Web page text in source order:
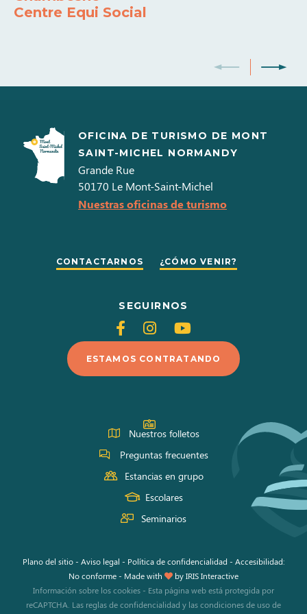
Centre Equi Social
OFICINA DE TURISMO DE MONT
SAINT-MICHEL NORMANDY
Grande Rue
50170 Le Mont-Saint-Michel
Nuestras oficinas de turismo
CONTACTARNOS ¿CÓMO VENIR?
SEGUIRNOS
Siganos
en
Facebook
Siganos
en
Instagram
Siganos
en
Youtube
ESTAMOS CONTRATANDO
Nuestros folletos
Preguntas frecuentes
Estancias en grupo
Escolares
Seminarios
Plano del sitio- Aviso legal - Política de confidencialidad - Accesibilidad:
No conforme- Made with byIRIS Interactive
Información sobre los cookies - Esta página web está protegida por
reCAPTCHA. Las reglas de confidencialidad y lascondiciones de usode